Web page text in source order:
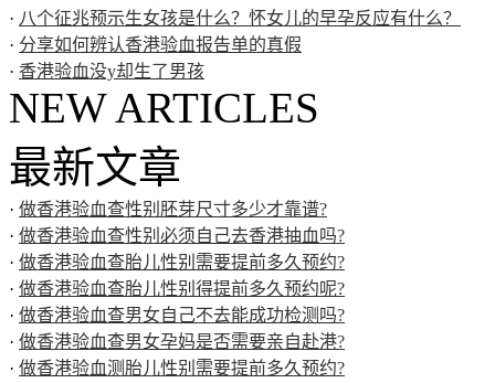
· 八个征兆预示生女孩是什么？怀女儿的早孕反应有什么？
· 分享如何辨认香港验血报告单的真假
· 香港验血没y却生了男孩
NEW ARTICLES
最新文章
· 做香港验血查性别胚芽尺寸多少才靠谱?
· 做香港验血查性别必须自己去香港抽血吗?
· 做香港验血查胎儿性别需要提前多久预约?
· 做香港验血查胎儿性别得提前多久预约呢?
· 做香港验血查男女自己不去能成功检测吗?
· 做香港验血查男女孕妈是否需要亲自赴港?
· 做香港验血测胎儿性别需要提前多久预约?